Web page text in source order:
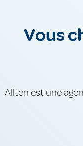
Vous
Allten est une